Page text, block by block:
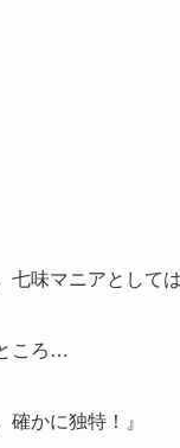
七味マニアとして
ころ…
確かに独特！』